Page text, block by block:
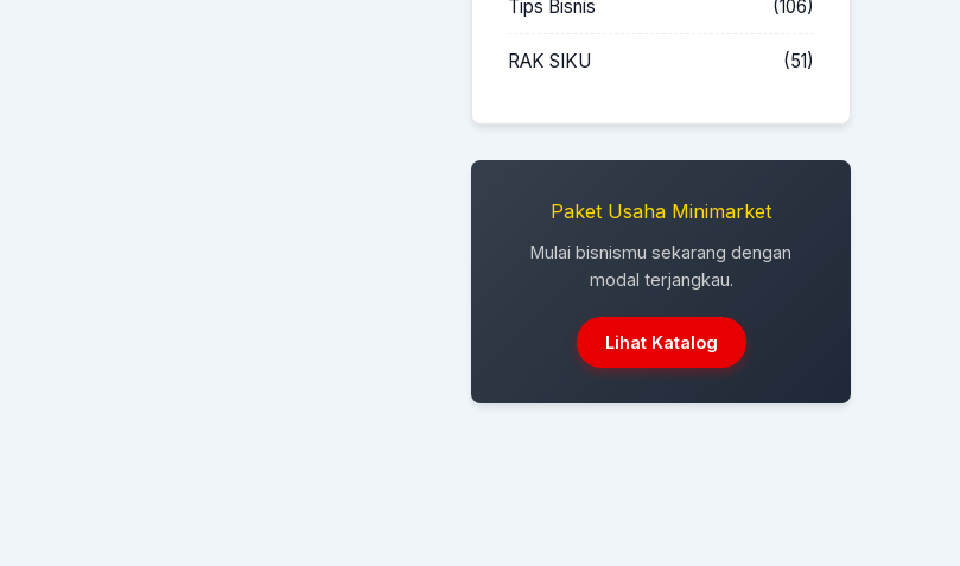
Tips Bisnis (106)
RAK SIKU (51)
Paket Usaha Minimarket
Mulai bisnismu sekarang dengan
modal terjangkau.
Lihat Katalog